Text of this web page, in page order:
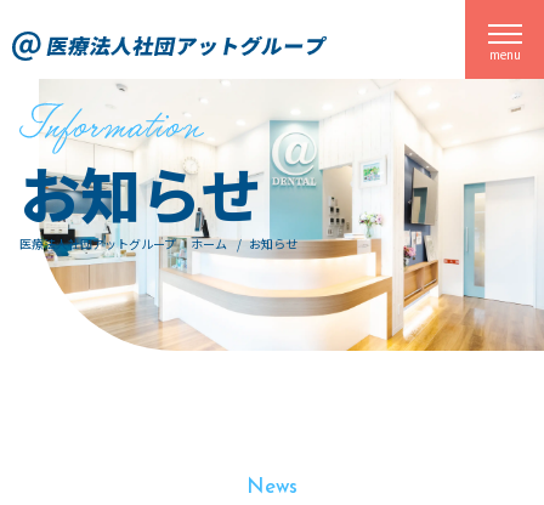
menu
お知らせ
医療法人社団アットグループ ホーム お知らせ
News